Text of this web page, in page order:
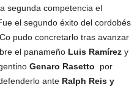
segunda competencia el
el segundo éxito del cordobés
pudo concretarlo tras avanzar
el panameño Luis Ramírez y
Genaro Rasetto por
ante Ralph Reis y